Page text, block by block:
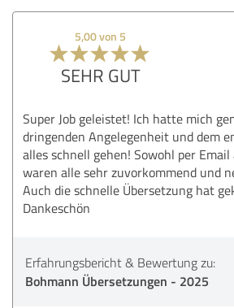
5,00 von 5
SEHR GUT
Super Job geleistet! Ich hatte mich
dringenden Angelegenheit und dem
alles schnell gehen! Sowohl per Email
waren alle sehr zuvorkommend und
Auch die schnelle Übersetzung hat
Dankeschön
Erfahrungsbericht & Bewertung zu:
Bohmann Übersetzungen - 2025